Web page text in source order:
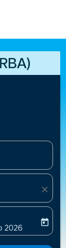
close
return-date-
2026
today